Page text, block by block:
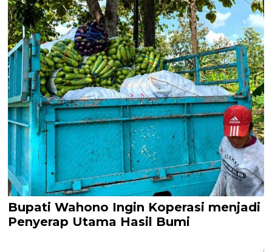
Bupati Wahono Ingin Koperasi menjadi
Penyerap Utama Hasil Bumi